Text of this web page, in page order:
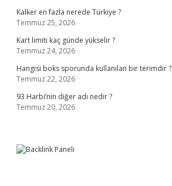
Kalker en fazla nerede Türkiye ?
Temmuz 25, 2026
Kart limiti kaç günde yükselir ?
Temmuz 24, 2026
Hangisi boks sporunda kullanılan bir terimdir ?
Temmuz 22, 2026
93 Harbi’nin diğer adı nedir ?
Temmuz 20, 2026